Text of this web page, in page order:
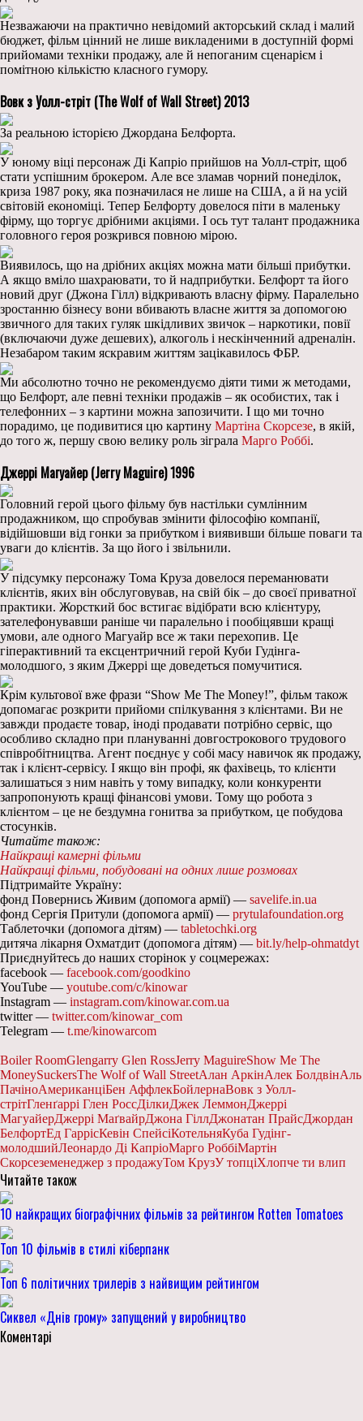
Незважаючи на практично невідомий акторський склад і малий
бюджет, фільм цінний не лише викладеними в доступній формі
прийомами техніки продажу, але й непоганим сценарієм і
помітною кількістю класного гумору.
Вовк з Уолл-стріт (The Wolf of Wall Street) 2013
За реальною історією Джордана Белфорта.
У юному віці персонаж Ді Капріо прийшов на Уолл-стріт, щоб
стати успішним брокером. Але все зламав чорний понеділок,
криза 1987 року, яка позначилася не лише на США, а й на усій
світовій економіці. Тепер Белфорту довелося піти в маленьку
фірму, що торгує дрібними акціями. І ось тут талант продажника
головного героя розкрився повною мірою.
Виявилось, що на дрібних акціях можна мати більші прибутки.
А якщо вміло шахраювати, то й надприбутки. Белфорт та його
новий друг (Джона Гілл) відкривають власну фірму. Паралельно
зростанню бізнесу вони вбивають власне життя за допомогою
звичного для таких гуляк шкідливих звичок – наркотики, повії
(включаючи дуже дешевих), алкоголь і нескінченний адреналін.
Незабаром таким яскравим життям зацікавилось ФБР.
Ми абсолютно точно не рекомендуємо діяти тими ж методами,
що Белфорт, але певні техніки продажів – як особистих, так і
телефонних – з картини можна запозичити. І що ми точно
порадимо, це подивитися цю картину Мартіна Скорсезе, в якій,
до того ж, першу свою велику роль зіграла Марго Роббі.
Джеррі Магуайер (Jerry Maguire) 1996
Головний герой цього фільму був настільки сумлінним
продажником, що спробував змінити філософію компанії,
відійшовши від гонки за прибутком і виявивши більше поваги та
уваги до клієнтів. За що його і звільнили.
У підсумку персонажу Тома Круза довелося переманювати
клієнтів, яких він обслуговував, на свій бік – до своєї приватної
практики. Жорсткий бос встигає відібрати всю клієнтуру,
зателефонувавши раніше чи паралельно і пообіцявши кращі
умови, але одного Магуайр все ж таки перехопив. Це
гіперактивний та ексцентричний герой Куби Гудінга-
молодшого, з яким Джеррі ще доведеться помучитися.
Крім культової вже фрази “Show Me The Money!”, фільм також
допомагає розкрити прийоми спілкування з клієнтами. Ви не
завжди продаєте товар, іноді продавати потрібно сервіс, що
особливо складно при плануванні довгострокового трудового
співробітництва. Агент поєднує у собі масу навичок як продажу,
так і клієнт-сервісу. І якщо він профі, як фахівець, то клієнти
залишаться з ним навіть у тому випадку, коли конкуренти
запропонують кращі фінансові умови. Тому що робота з
клієнтом – це не бездумна гонитва за прибутком, це побудова
стосунків.
Читайте також:
Найкращі камерні фільми
Найкращі фільми, побудовані на одних лише розмовах
Підтримайте Україну:
фонд Повернись Живим (допомога армії) — savelife.in.ua
фонд Сергія Притули (допомога армії) — prytulafoundation.org
Таблеточки (допомога дітям) — tabletochki.org
дитяча лікарня Охматдит (допомога дітям) — bit.ly/help-ohmatdyt
Приєднуйтесь до наших сторінок у соцмережах:
facebook — facebook.com/goodkino
YouTube — youtube.com/c/kinowar
Instagram — instagram.com/kinowar.com.ua
twitter — twitter.com/kinowar_com
Telegram — t.me/kinowarcom
Boiler RoomGlengarry Glen RossJerry MaguireShow Me The
MoneySuckersThe Wolf of Wall StreetАлан АркінАлек БолдвінАль
ПачіноАмериканціБен АффлекБойлернаВовк з Уолл-
стрітГленґаррі Глен РоссДілкиДжек ЛеммонДжеррі
МагуайерДжеррі МаґвайрДжона ГіллДжонатан ПрайсДжордан
БелфортЕд ГаррісКевін СпейсіКотельняКуба Гудінг-
молодшийЛеонардо Ді КапріоМарго РоббіМартін
Скорсеземенеджер з продажуТом КрузУ топціХлопче ти влип
Читайте також
10 найкращих біографічних фільмів за рейтингом Rotten Tomatoes
Топ 10 фільмів в стилі кіберпанк
Топ 6 політичних трилерів з найвищим рейтингом
Сиквел «Днів грому» запущений у виробництво
Коментарі